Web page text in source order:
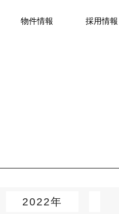
物件情報 採用情報
2022年